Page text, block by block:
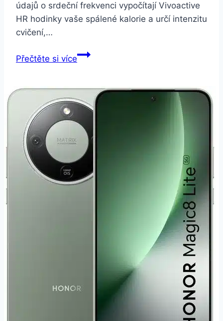
údajů o srdeční frekvenci vypočítají Vivoactive
HR hodinky vaše spálené kalorie a určí intenzitu
cvičení,…
Přečtěte si víceGarmin
(velikost
XL)
černé